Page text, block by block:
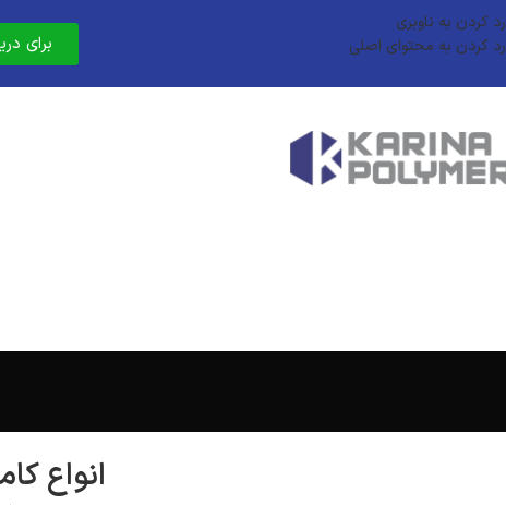
رد کردن به ناوبری
رد کردن به محتوای اصلی
برای
انواع